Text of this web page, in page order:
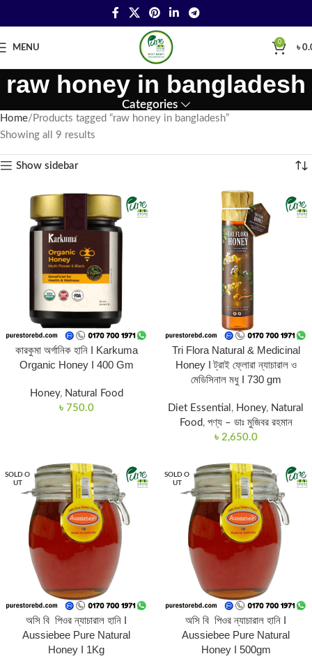
MENU
0
৳
raw honey in bangladesh
Categories
Home Products tagged “raw honey in bangladesh”
Showing all 9 results
Show sidebar
কারকুমা অর্গানিক হানি I Karkuma
Organic Honey I 400 Gm
Honey, Natural Food
৳ 750.0
Tri Flora Natural & Medicinal
Honey I ট্রাই ফ্লোরা ন্যাচারাল ও
মেডিসিনাল মধু I 730 gm
Diet Essential , Honey, Natural
Food, পণ্য – ডাঃ মুজিবর রহমান
৳ 2,650.0
SOLD O
UT
অসি বি পিওর ন্যাচারাল হানি I
Aussiebee Pure Natural
Honey I 1Kg
SOLD O
UT
অসি বি পিওর ন্যাচারাল হানি I
Aussiebee Pure Natural
Honey I 500gm